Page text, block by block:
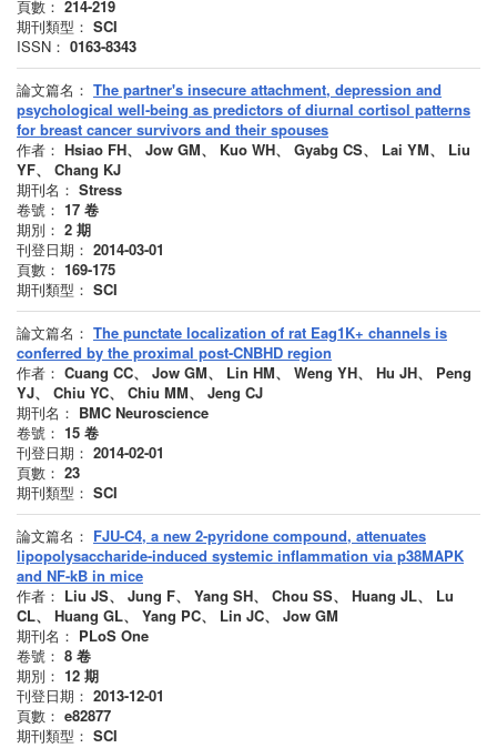
頁數： 214-219
期刊類型： SCI
ISSN： 0163-8343
論文篇名： The partner's insecure attachment, depression and
psychological well-being as predictors of diurnal cortisol patterns
for breast cancer survivors and their spouses
作者： Hsiao FH、 Jow GM、 Kuo WH、 Gyabg CS、 Lai YM、 Liu
YF、 Chang KJ
期刊名： Stress
卷號： 17 卷
期別： 2 期
刊登日期： 2014-03-01
頁數： 169-175
期刊類型： SCI
論文篇名： The punctate localization of rat Eag1K+ channels is
conferred by the proximal post-CNBHD region
作者： Cuang CC、 Jow GM、 Lin HM、 Weng YH、 Hu JH、 Peng
YJ、 Chiu YC、 Chiu MM、 Jeng CJ
期刊名： BMC Neuroscience
卷號： 15 卷
刊登日期： 2014-02-01
頁數： 23
期刊類型： SCI
論文篇名： FJU-C4, a new 2-pyridone compound, attenuates
lipopolysaccharide-induced systemic inflammation via p38MAPK
and NF-kB in mice
作者： Liu JS、 Jung F、 Yang SH、 Chou SS、 Huang JL、 Lu
CL、 Huang GL、 Yang PC、 Lin JC、 Jow GM
期刊名： PLoS One
卷號： 8 卷
期別： 12 期
刊登日期： 2013-12-01
頁數： e82877
期刊類型： SCI